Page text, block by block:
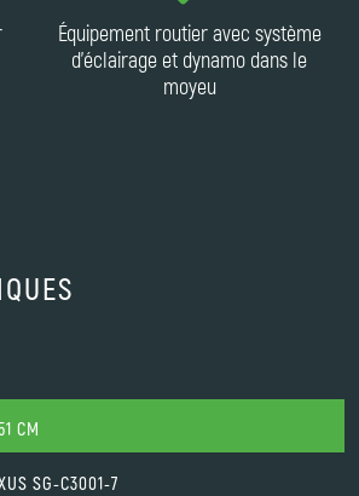
Équipement routier avec système
d'éclairage et dynamo dans le
moyeu
CM
SG-C3001-7